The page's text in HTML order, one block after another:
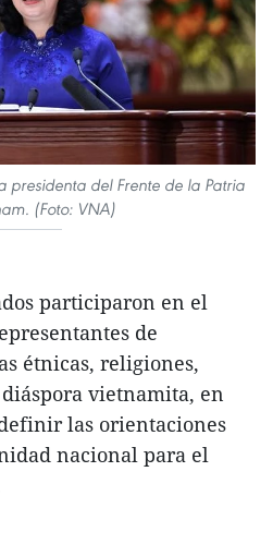
presidenta del Frente de la Patria
(Foto: VNA)
participaron en el
de
étnicas, religiones,
vietnamita, en
las orientaciones
nacional para el